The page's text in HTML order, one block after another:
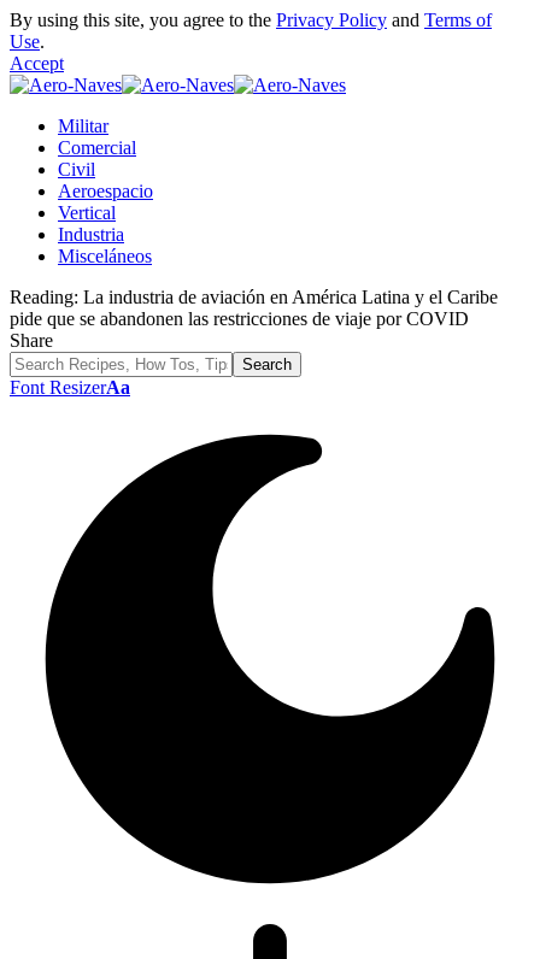
By using this site, you agree to the Privacy Policy and Terms of
Use.
Accept
Militar
Comercial
Civil
Aeroespacio
Vertical
Industria
Misceláneos
Reading: La industria de aviación en América Latina y el Caribe
pide que se abandonen las restricciones de viaje por COVID
Share
Font ResizerAa